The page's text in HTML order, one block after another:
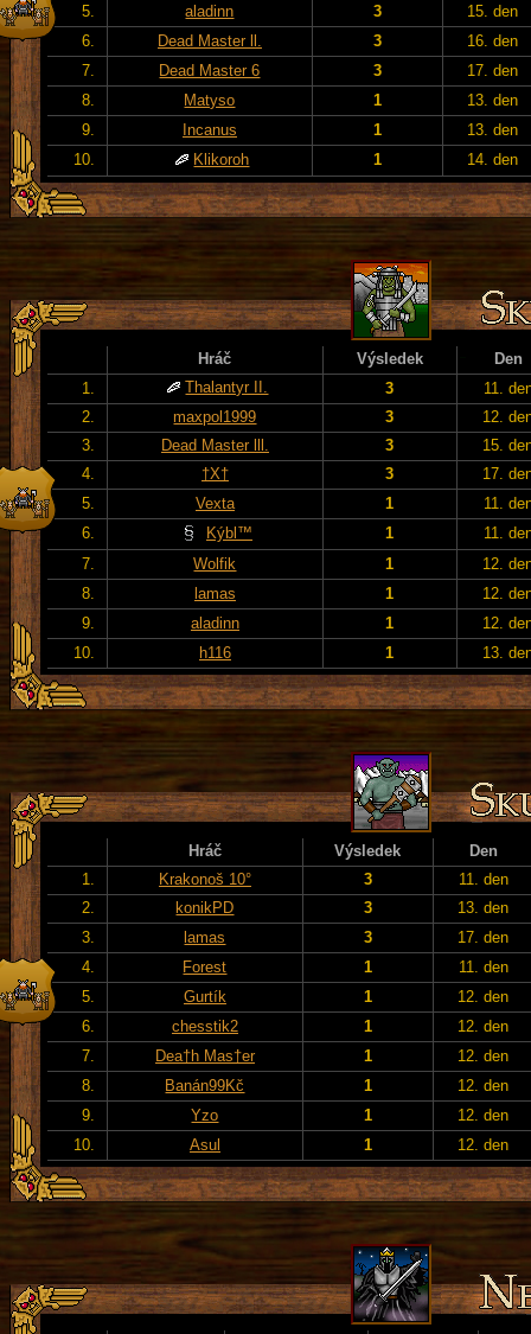
5.
aladinn 3
15. den
6.
Dead Master ll. 3
16. den
7.
Dead Master 6 3
17. den
8.
Matyso 1
13. den
9.
Incanus 1
13. den
10.
Klikoroh 1 14. den
Hráč Výsledek
Den
1.
Thalantyr II. 3
11.
2.
maxpol1999 3
12.
3.
Dead Master lll. 3
15.
4.
†X† 3
17.
5.
Vexta 1
11.
6.
Kýbl™ 1
11.
7.
Wolfik 1
12.
8.
lamas 1
12.
9.
aladinn 1
12.
10.
h116 1 13.
Hráč Výsledek
Den
1.
Krakonoš 10° 3
11. den
2.
konikPD 3
13. den
3.
lamas 3
17. den
4.
Forest 1
11. den
5.
Gurtík 1
12. den
6.
chesstik2 1
12. den
7.
Dea†h Mas†er 1
12. den
8.
Banán99Kč 1
12. den
9.
Yzo 1
12. den
10.
Asul 1 12. den